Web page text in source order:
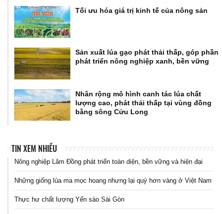
Tối ưu hóa giá trị kinh tế của nông sản
Sản xuất lúa gạo phát thải thấp, góp phần
phát triển nông nghiệp xanh, bền vững
Nhân rộng mô hình canh tác lúa chất
lượng cao, phát thải thấp tại vùng đồng
bằng sông Cửu Long
TIN XEM NHIỀU
Nông nghiệp Lâm Đồng phát triển toàn diện, bền vững và hiện đại
Những giống lúa ma mọc hoang nhưng lại quý hơn vàng ở Việt Nam
Thực hư chất lượng Yến sào Sài Gòn